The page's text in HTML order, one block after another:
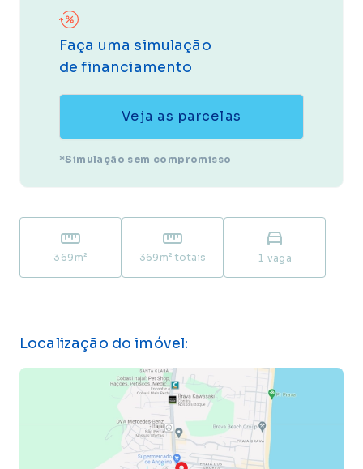
369 m² 369 m² totais 1 vaga
Localização do imóvel:
Faça uma simulação
de financiamento
Veja as parcelas
*Simulação sem compromisso